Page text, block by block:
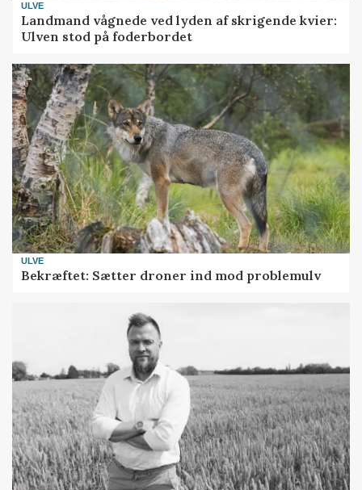
ULVE
Landmand vågnede ved lyden af skrigende kvier:
Ulven stod på foderbordet
ULVE
Bekræftet: Sætter droner ind mod problemulv